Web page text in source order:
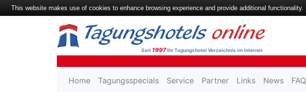
Seit 1997Ihr Tagungshotel Verzeichnis im Internet
Home Tagungsspecials Service Partner Links News FAQ
This website makes use of cookies to enhance browsing experience and provide additional functionality.